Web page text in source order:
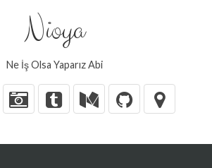
Nioya
Ne İş Olsa Yaparız Abi